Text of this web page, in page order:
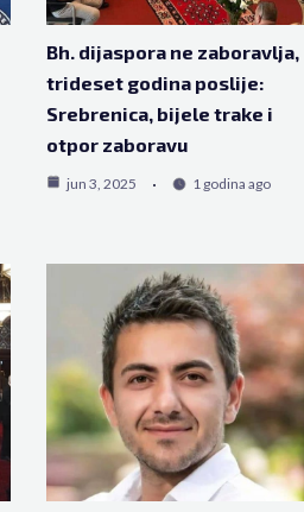
Bh. dijaspora ne zaboravlja,
trideset godina poslije:
Srebrenica, bijele trake i
otpor zaboravu
jun 3, 2025 1 godina ago